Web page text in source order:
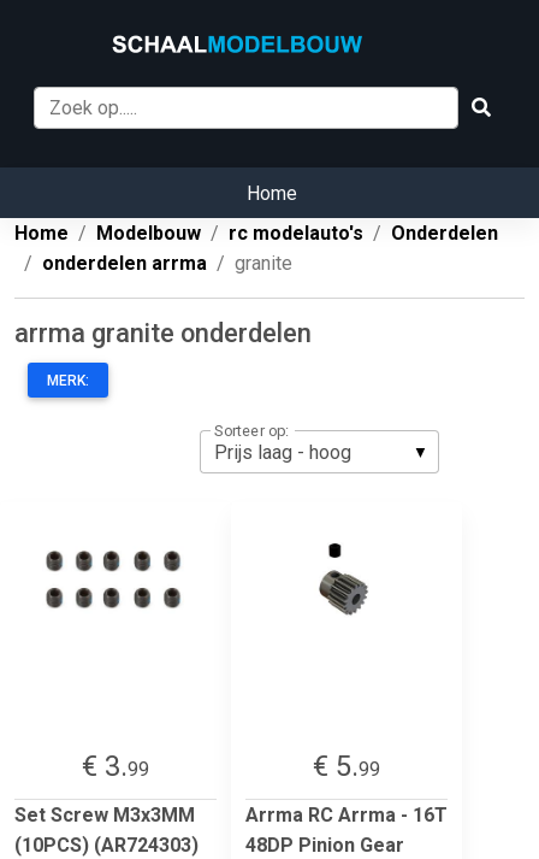
Home
Home
Modelbouw rc modelauto's
Onderdelen
onderdelen arrma
granite
arrma granite onderdelen
MERK:
Sorteer op:
€ 3.99
Set Screw M3x3MM
(10PCS) (AR724303)
€ 5.99
Arrma RC Arrma - 16T
48DP Pinion Gear